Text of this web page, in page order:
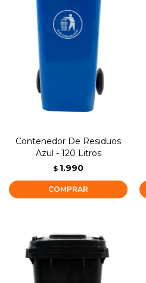
Contenedor De Residuos
Azul - 120 Litros
$ 1.990